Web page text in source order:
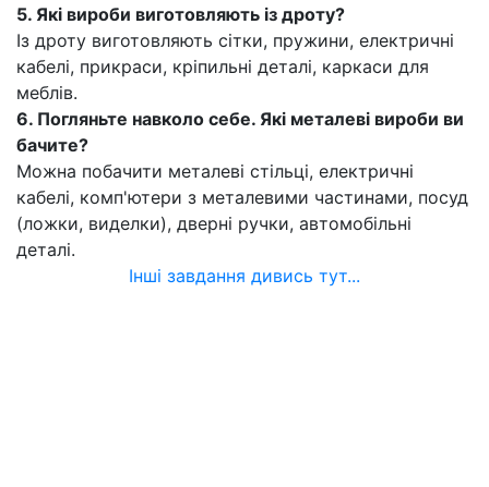
5. Які вироби виготовляють із дроту?
Із дроту виготовляють сітки, пружини, електричні
кабелі, прикраси, кріпильні деталі, каркаси для
меблів.
6. Погляньте навколо себе. Які металеві вироби ви
бачите?
Можна побачити металеві стільці, електричні
кабелі, комп'ютери з металевими частинами, посуд
(ложки, виделки), дверні ручки, автомобільні
деталі.
Інші завдання дивись тут...